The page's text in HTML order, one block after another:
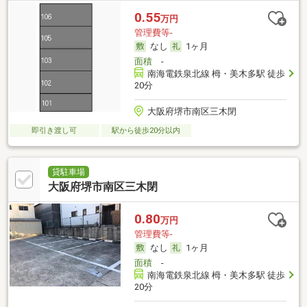
0.55万円
管理費等-
なし
1ヶ月
面積-
南海電鉄泉北線 栂・美木多駅 徒歩
20分
大阪府堺市南区三木閉
即引き渡し可 駅から徒歩20分以内
貸駐車場
大阪府堺市南区三木閉
0.80万円
管理費等-
なし
1ヶ月
面積-
南海電鉄泉北線 栂・美木多駅 徒歩
20分